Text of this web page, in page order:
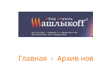
Главная Архив